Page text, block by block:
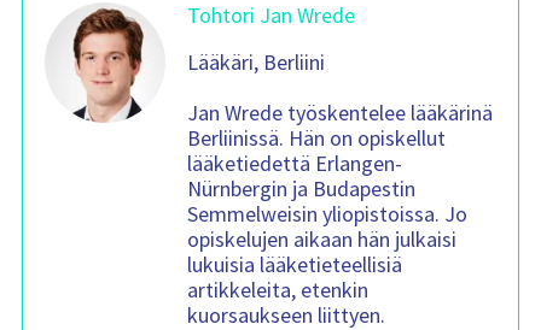
Tohtori Jan Wrede
Lääkäri, Berliini
Jan Wrede työskentelee lääkärinä
Berliinissä. Hän on opiskellut
lääketiedettä Erlangen-
Nürnbergin ja Budapestin
Semmelweisin yliopistoissa. Jo
opiskelujen aikaan hän julkaisi
lukuisia lääketieteellisiä
artikkeleita, etenkin
kuorsaukseen liittyen.